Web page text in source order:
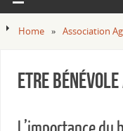
Home » Association
Etre Bénévole